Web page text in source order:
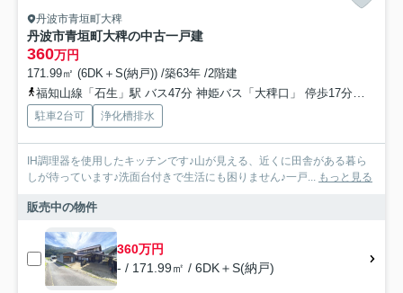
丹波市青垣町大稗
丹波市青垣町大稗の中古一戸建
360万円
171.99㎡ (6DK＋S(納戸)) /築63年 /2階建
福知山線「石生」駅 バス47分 神姫バス「大稗口」 停歩17分車30分 23.0km
駐車2台可 浄化槽排水
IH調理器を使用したキッチンです♪山が見える、近くに田舎がある暮ら
しが待っています♪洗面台付きで生活にも困りません♪一戸... もっと見る
販売中の物件
360万円
- / 171.99㎡ / 6DK＋S(納戸)